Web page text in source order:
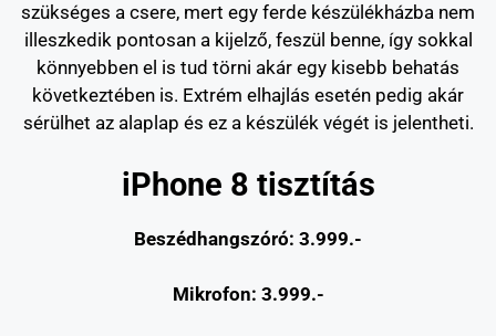
szükséges a csere, mert egy ferde készülékházba nem
illeszkedik pontosan a kijelző, feszül benne, így sokkal
könnyebben el is tud törni akár egy kisebb behatás
következtében is. Extrém elhajlás esetén pedig akár
sérülhet az alaplap és ez a készülék végét is jelentheti.
iPhone 8 tisztítás
Beszédhangszóró: 3.999.-
Mikrofon: 3.999.-